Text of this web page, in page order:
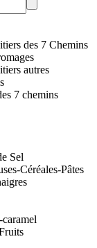
des 7 Chemins
autres
7 chemins
Sel
Céréales-Pâtes